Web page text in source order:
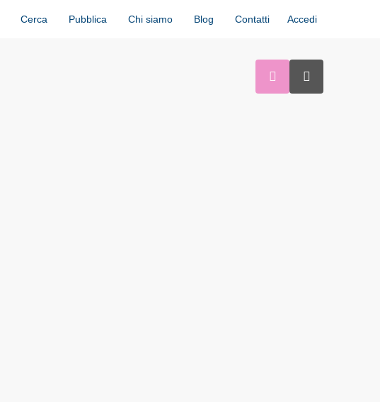
Cerca Pubblica Chi siamo Blog Contatti Accedi